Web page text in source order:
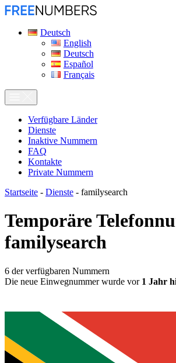
Deutsch
English
Deutsch
Español
Français
Verfügbare Länder
Dienste
Inaktive Nummern
FAQ
Kontakte
Private Nummern
Startseite - Dienste - familysearch
Temporäre
familysearch
6 der verfügbaren Nummern
Die neue Einwegnummer wurde vor 1 Jahr